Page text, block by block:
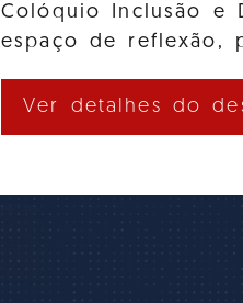
Colóquio Inclusão e
espaço de reflexão,
Ver detalhes do